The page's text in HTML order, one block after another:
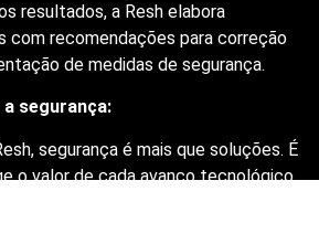
resultados, a Resh elabora
com recomendações para correção
de medidas de segurança.
segurança:
segurança é mais que soluções. É
o valor de cada avanço tecnológico.